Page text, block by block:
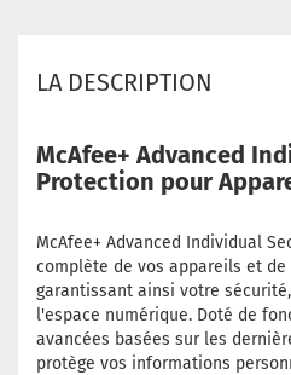
LA DESCRIPTION
McAfee+ Advanced
Protection pour
McAfee+ Advanced Individual
complète de vos appareils et
garantissant ainsi votre
l'espace numérique. Doté de
avancées basées sur les
protège vos informations